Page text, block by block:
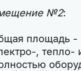
№2:
площадь -
, тепло-